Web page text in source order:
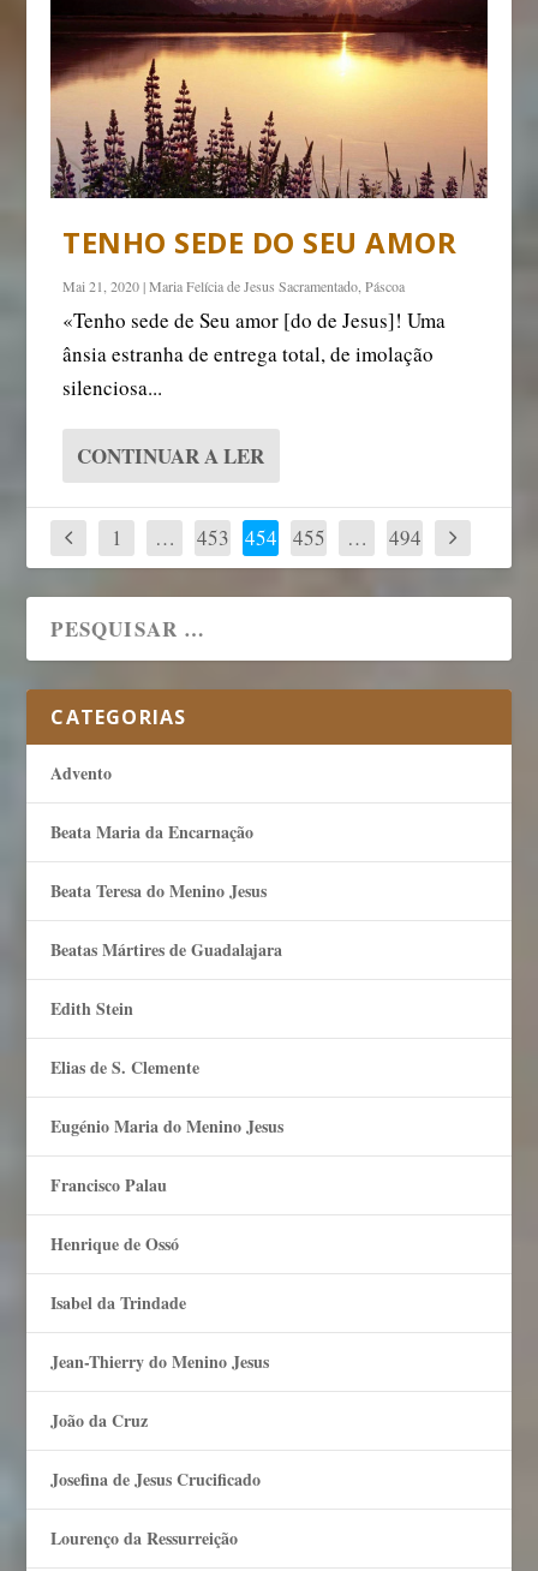
TENHO SEDE DO SEU AMOR
Mai 21, 2020|Maria Felí­cia de Jesus Sacramentado ,Páscoa
«Tenho sede de Seu amor [do de Jesus]! Uma
ânsia estranha de entrega total, de imolação
silenciosa...
CONTINUAR A LER
1 … 453 454 455 … 494
CATEGORIAS
Advento
Beata Maria da Encarnação
Beata Teresa do Menino Jesus
Beatas Mártires de Guadalajara
Edith Stein
Elias de S. Clemente
Eugénio Maria do Menino Jesus
Francisco Palau
Henrique de Ossó
Isabel da Trindade
Jean-Thierry do Menino Jesus
João da Cruz
Josefina de Jesus Crucificado
Lourenço da Ressurreição